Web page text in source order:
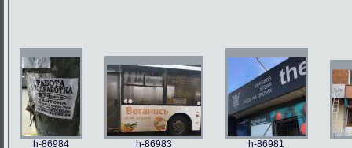
h-86984
h-86983
h-86981